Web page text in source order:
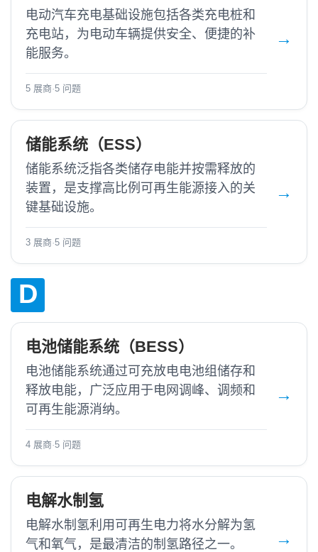
电动汽车充电基础设施包括各类充电桩和
充电站，为电动车辆提供安全、便捷的补
能服务。
5 展商·5 问题
储能系统（ESS）
储能系统泛指各类储存电能并按需释放的
装置，是支撑高比例可再生能源接入的关
键基础设施。
3 展商·5 问题
D
电池储能系统（BESS）
电池储能系统通过可充放电电池组储存和
释放电能，广泛应用于电网调峰、调频和
可再生能源消纳。
4 展商·5 问题
电解水制氢
电解水制氢利用可再生电力将水分解为氢
气和氧气，是最清洁的制氢路径之一。